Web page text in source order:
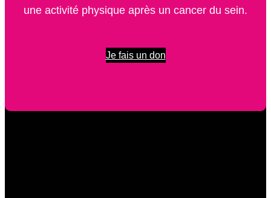
une activité physique après un cancer du sein.
Je fais un don